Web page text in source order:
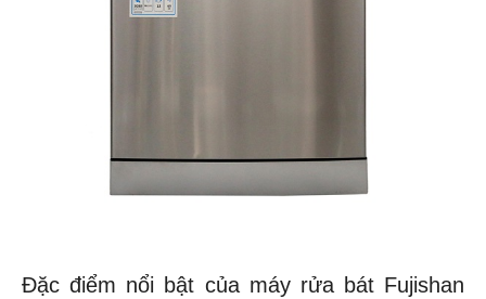
Đặc điểm nổi bật của máy rửa bát Fujishan